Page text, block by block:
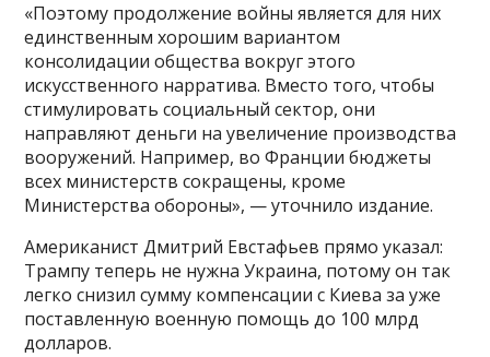
«Поэтому продолжение войны является для них
единственным хорошим вариантом
консолидации общества вокруг этого
искусственного нарратива. Вместо того, чтобы
стимулировать социальный сектор, они
направляют деньги на увеличение производства
вооружений. Например, во Франции бюджеты
всех министерств сокращены, кроме
Министерства обороны», — уточнило издание.
Американист Дмитрий Евстафьев прямо указал:
Трампу теперь не нужна Украина, потому он так
легко снизил сумму компенсации с Киева за уже
поставленную военную помощь до 100 млрд
долларов.